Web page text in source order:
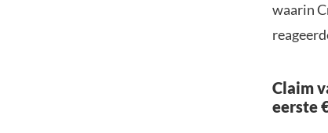
waarin
Claim
eerste